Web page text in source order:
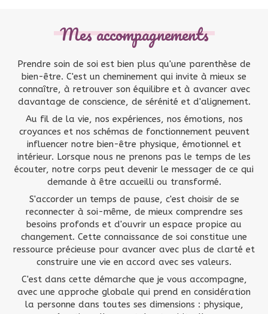
Mes accompagnements
Prendre soin de soi est bien plus qu'une parenthèse de
bien-être. C'est un cheminement qui invite à mieux se
connaître, à retrouver son équilibre et à avancer avec
davantage de conscience, de sérénité et d'alignement.
Au fil de la vie, nos expériences, nos émotions, nos
croyances et nos schémas de fonctionnement peuvent
influencer notre bien-être physique, émotionnel et
intérieur. Lorsque nous ne prenons pas le temps de les
écouter, notre corps peut devenir le messager de ce qui
demande à être accueilli ou transformé.
S'accorder un temps de pause, c'est choisir de se
reconnecter à soi-même, de mieux comprendre ses
besoins profonds et d'ouvrir un espace propice au
changement. Cette connaissance de soi constitue une
ressource précieuse pour avancer avec plus de clarté et
construire une vie en accord avec ses valeurs.
C'est dans cette démarche que je vous accompagne,
avec une approche globale qui prend en considération
la personne dans toutes ses dimensions : physique,